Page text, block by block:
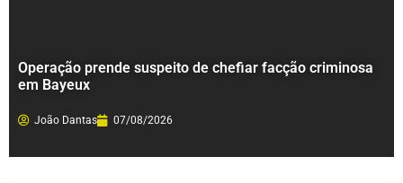
Operação prende suspeito de chefiar facção criminosa
em Bayeux
João Dantas 07/08/2026